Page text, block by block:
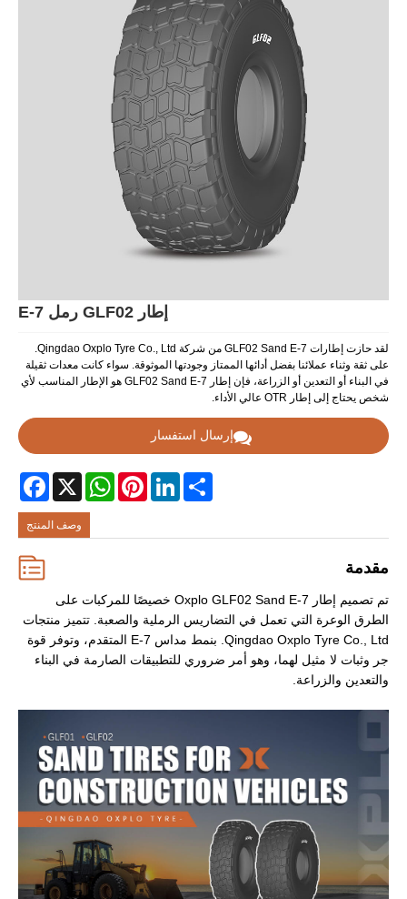
إطار GLF02 رمل E-7
لقد حازت إطارات GLF02 Sand E-7 من شركة Qingdao Oxplo Tyre Co., Ltd.
على ثقة وثناء عملائنا بفضل أدائها الممتاز وجودتها الموثوقة. سواء كانت معدات ثقيلة
في البناء أو التعدين أو الزراعة، فإن إطار GLF02 Sand E-7 هو الإطار المناسب لأي
شخص يحتاج إلى إطار OTR عالي الأداء.
إرسال استفسار
Facebook X
WhatsAppPinterestLinkedIn Share
وصف المنتج
مقدمة
تم تصميم إطار Oxplo GLF02 Sand E-7 خصيصًا للمركبات على
الطرق الوعرة التي تعمل في التضاريس الرملية والصعبة. تتميز منتجات
Qingdao Oxplo Tyre Co., Ltd. بنمط مداس E-7 المتقدم، وتوفر قوة
جر وثبات لا مثيل لهما، وهو أمر ضروري للتطبيقات الصارمة في البناء
والتعدين والزراعة.